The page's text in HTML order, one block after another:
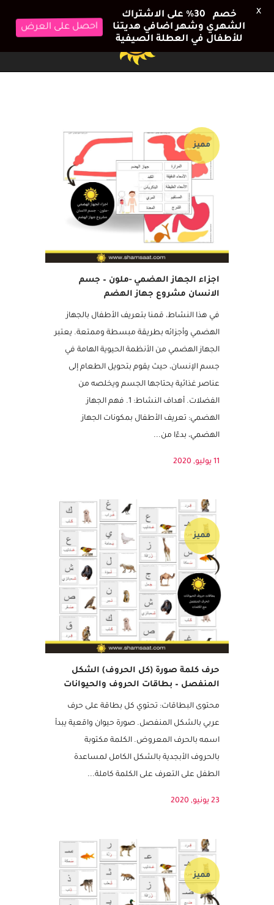
اجزاء الجهاز الهضمي -ملون – جسم
الانسان مشروع جهاز الهضم
مميز
في هذا النشاط، قمنا بتعريف الأطفال بالجهاز
الهضمي وأجزائه بطريقة مبسطة وممتعة. يعتبر
الجهاز الهضمي من الأنظمة الحيوية الهامة في
جسم الإنسان، حيث يقوم بتحويل الطعام إلى
عناصر غذائية يحتاجها الجسم ويخلصه من
حرف كلمة صورة (كل الحروف) الشكل
المنفصل – بطاقات الحروف والحيوانات
مميز
محتوى البطاقات: تحتوي كل بطاقة على حرف
عربي بالشكل المنفصل. صورة حيوان واقعية يبدأ
اسمه بالحرف المعروض. الكلمة مكتوبة
خصم 30٪ على الاشتراك
الشهري وشهر اضافي هديتنا
للأطفال في العطلة الصيفية
احصل على العرض
X